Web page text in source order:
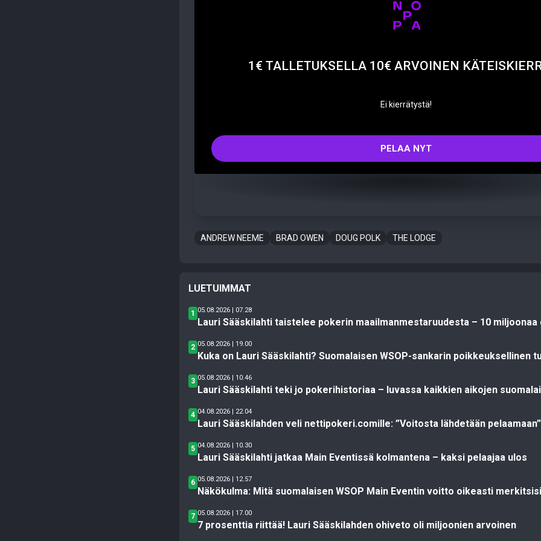
1€ TALLETUKSELLA 10€ ARVOINEN
Ei kierrätystä!
PELAA NYT
ANDREW NEEME BRAD OWEN DOUG POLK THE LODGE
LUETUIMMAT
1 05.08.2026 | 07.28
Lauri Sääskilahti taistelee pokerin maailmanmestaruudesta – 10
2 05.08.2026 | 19.00
Kuka on Lauri Sääskilahti? Suomalaisen WSOP-sankarin poikkeuksellinen
3 05.08.2026 | 10.46
Lauri Sääskilahti teki jo pokerihistoriaa – luvassa kaikkien aikojen
4 04.08.2026 | 22.04
Lauri Sääskilahden veli nettipokeri.comille: ”Voitosta lähdetään pelaamaan”
5 04.08.2026 | 10.30
Lauri Sääskilahti jatkaa Main Eventissä kolmantena – kaksi pelaajaa ulos
6 05.08.2026 | 12.57
Näkökulma: Mitä suomalaisen WSOP Main Eventin voitto oikeasti
7 05.08.2026 | 17.00
7 prosenttia riittää! Lauri Sääskilahden ohiveto oli miljoonien arvoinen